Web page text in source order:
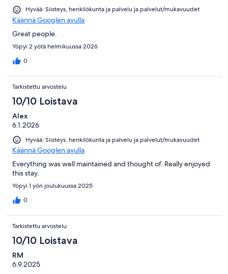
Hyvää: Siisteys, henkilökunta ja palvelu ja palvelut/mukavuudet
Käännä Googlen avulla
Great people.
Yöpyi 2 yötä helmikuussa 2026
0
Tarkistettu arvostelu
10/10 Loistava
Alex
6.1.2026
Hyvää: Siisteys, henkilökunta ja palvelu ja palvelut/mukavuudet
Käännä Googlen avulla
Everything was well maintained and thought of. Really enjoyed
this stay.
Yöpyi 1 yön joulukuussa 2025
0
Tarkistettu arvostelu
10/10 Loistava
RM
6.9.2025